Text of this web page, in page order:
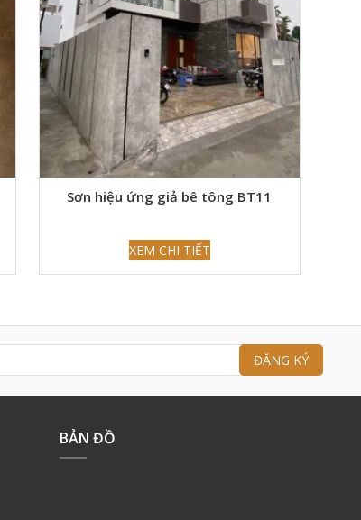
Sơn hiệu ứng giả bê tông BT11
XEM CHI TIẾT
BẢN ĐỒ